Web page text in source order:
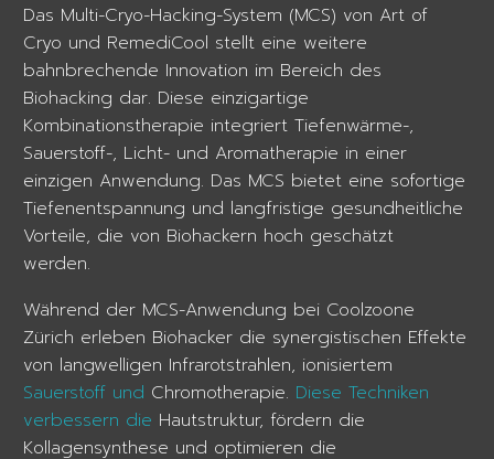
Das Multi-Cryo-Hacking-System (MCS) von Art of
Cryo und RemediCool stellt eine weitere
bahnbrechende Innovation im Bereich des
Biohacking dar. Diese einzigartige
Kombinationstherapie integriert Tiefenwärme-,
Sauerstoff-, Licht- und Aromatherapie in einer
einzigen Anwendung. Das MCS bietet eine sofortige
Tiefenentspannung und langfristige gesundheitliche
Vorteile, die von Biohackern hoch geschätzt
werden.
Während der MCS-Anwendung bei Coolzoone
Zürich erleben Biohacker die synergistischen Effekte
von langwelligen Infrarotstrahlen, ionisiertem
Sauerstoff und Chromotherapie. Diese Techniken
verbessern die Hautstruktur, fördern die
Kollagensynthese und optimieren die